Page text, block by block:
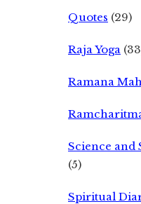
Quotes (29)
Raja Yoga
Ramana
Science
(5)
Spiritual